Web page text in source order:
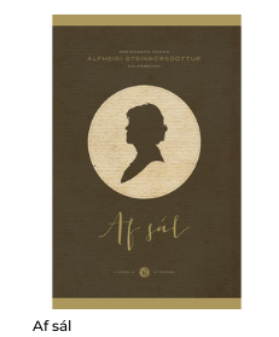
Af sál